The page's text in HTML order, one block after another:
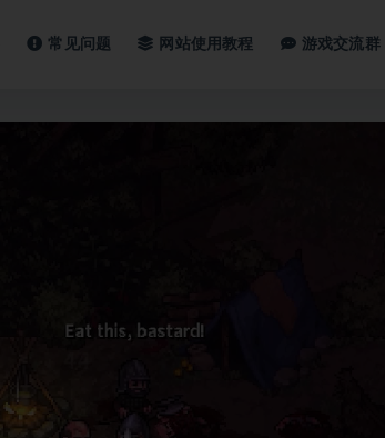
常见问题 网站使用教程 游戏交流群